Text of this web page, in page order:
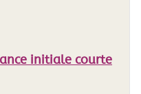
initiale courte